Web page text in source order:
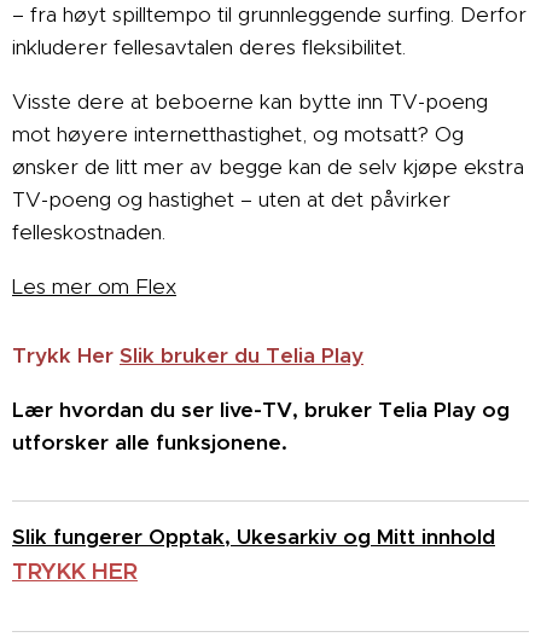
– fra høyt spilltempo til grunnleggende surfing. Derfor
inkluderer fellesavtalen deres fleksibilitet.
Visste dere at beboerne kan bytte inn TV-poeng
mot høyere internetthastighet, og motsatt? Og
ønsker de litt mer av begge kan de selv kjøpe ekstra
TV-poeng og hastighet – uten at det påvirker
felleskostnaden.
Les mer om Flex
Trykk Her Slik bruker du Telia Play
Lær hvordan du ser live-TV, bruker Telia Play og
utforsker alle funksjonene.
Slik fungerer Opptak, Ukesarkiv og Mitt innhold
TRYKK HER